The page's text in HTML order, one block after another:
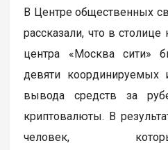
В Центре общественных
рассказали, что в
центра «Москва сити»
девяти координируемых
вывода средств за
криптовалюты. В
человек,